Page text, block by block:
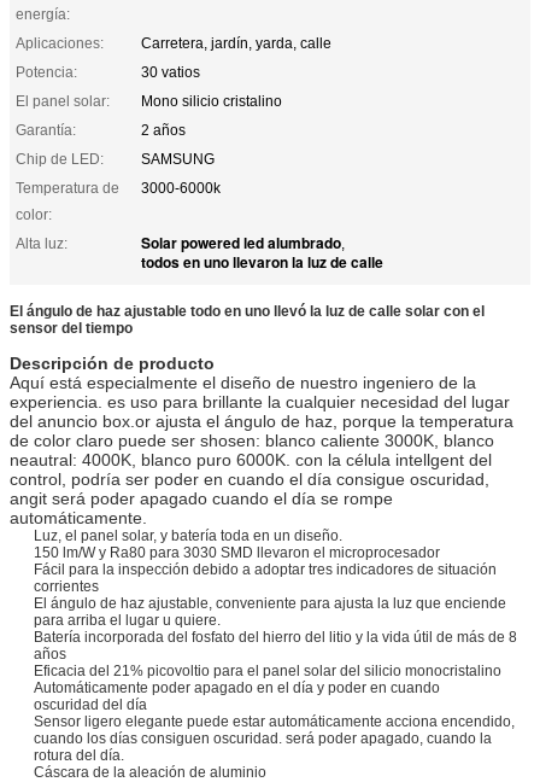
energía:
Aplicaciones:
Carretera, jardín, yarda, calle
Potencia:
30 vatios
El panel solar:
Mono silicio cristalino
Garantía:
2 años
Chip de LED:
SAMSUNG
Temperatura de
color:
3000-6000k
Alta luz: Solar powered led alumbrado,
todos en uno llevaron la luz de calle
El ángulo de haz ajustable todo en uno llevó la luz de calle solar con el
sensor del tiempo
Descripción de producto
Aquí está especialmente el diseño de nuestro ingeniero de la
experiencia. es uso para brillante la cualquier necesidad del lugar
del anuncio box.or ajusta el ángulo de haz, porque la temperatura
de color claro puede ser shosen: blanco caliente 3000K, blanco
neautral: 4000K, blanco puro 6000K. con la célula intellgent del
control, podría ser poder en cuando el día consigue oscuridad,
angit será poder apagado cuando el día se rompe
automáticamente.
Luz, el panel solar, y batería toda en un diseño.
150 lm/W y Ra80 para 3030 SMD llevaron el microprocesador
Fácil para la inspección debido a adoptar tres indicadores de situación
corrientes
El ángulo de haz ajustable, conveniente para ajusta la luz que enciende
para arriba el lugar u quiere.
Batería incorporada del fosfato del hierro del litio y la vida útil de más de 8
años
Eficacia del 21% picovoltio para el panel solar del silicio monocristalino
Automáticamente poder apagado en el día y poder en cuando
oscuridad del día
Sensor ligero elegante puede estar automáticamente acciona encendido,
cuando los días consiguen oscuridad. será poder apagado, cuando la
rotura del día.
Cáscara de la aleación de aluminio